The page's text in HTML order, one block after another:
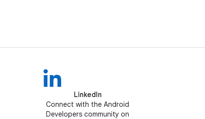
LinkedIn
Connect with the Android
Developers community on